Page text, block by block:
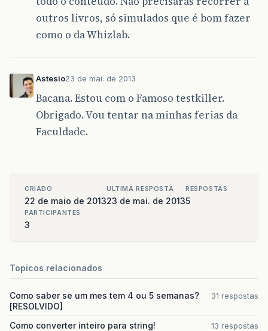
outros livros, só simulados que é bom fazer
como o da Whizlab.
Astesio23 de mai. de 2013
Bacana. Estou com o Famoso testkiller.
Obrigado. Vou tentar na minhas ferias da
Faculdade.
CRIADO
22 de maio de 2013
ULTIMA RESPOSTA
23 de mai. de 2013
RESPOSTAS
5
PARTICIPANTES
3
Topicos relacionados
Como saber se um mes tem 4 ou 5 semanas?
[RESOLVIDO]
31 respostas
Como converter inteiro para string! 13 respostas